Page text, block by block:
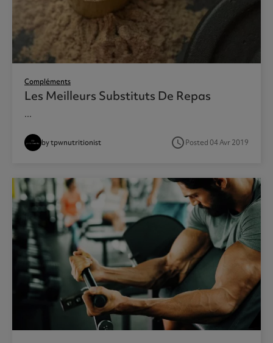
Compléments
Les Meilleurs Substituts De Repas
...
by tpwnutritionist access_timePosted 04 Avr 2019